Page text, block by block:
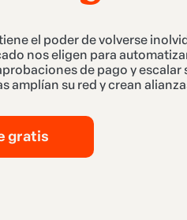
el poder de volverse
nos eligen para
de pago y escalar
amplían su red y crean
gratis